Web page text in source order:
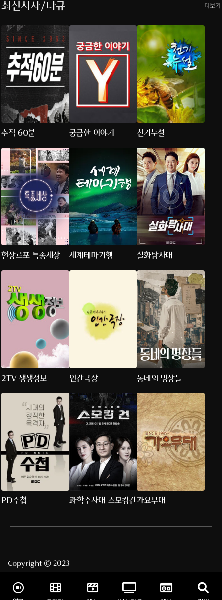
최신시사/다큐 더보기
추적 60분 궁금한 이야기 천기누설
현장르포 특종세상 세계테마기행 실화탐사대
2TV 생생정보 인간극장 동네의 명장들
PD수첩 과학수사대 스모킹건가요무대
Copyright © 2023